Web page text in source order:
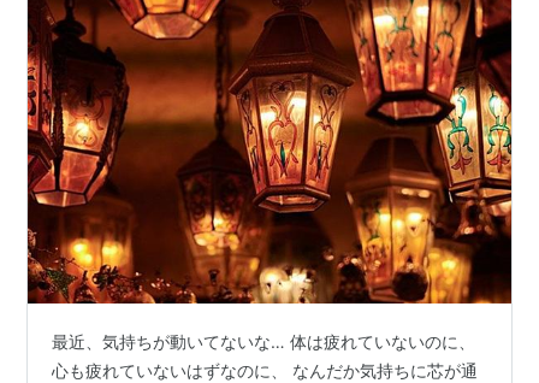
最近、気持ちが動いてないな… 体は疲れていないのに、
心も疲れていないはずなのに、 なんだか気持ちに芯が通